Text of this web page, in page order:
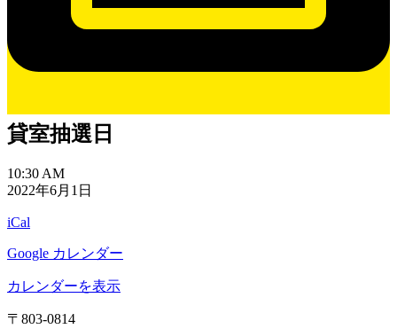
貸室抽選日
貸
室
選
日
10:30 AM
2022年6月1日
iCal
Google カレンダー
カレンダーを表示
〒803‐0814